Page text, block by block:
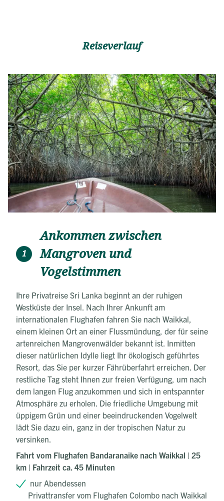
Reiseverlauf
1
Ankommen zwischen
Mangroven und
Vogelstimmen
Ihre Privatreise Sri Lanka beginnt an der ruhigen
Westküste der Insel. Nach Ihrer Ankunft am
internationalen Flughafen fahren Sie nach Waikkal,
einem kleinen Ort an einer Flussmündung, der für seine
artenreichen Mangrovenwälder bekannt ist. Inmitten
dieser natürlichen Idylle liegt Ihr ökologisch geführtes
Resort, das Sie per kurzer Fährüberfahrt erreichen. Der
restliche Tag steht Ihnen zur freien Verfügung, um nach
dem langen Flug anzukommen und sich in entspannter
Atmosphäre zu erholen. Die friedliche Umgebung mit
üppigem Grün und einer beeindruckenden Vogelwelt
lädt Sie dazu ein, ganz in der tropischen Natur zu
versinken.
Fahrt vom Flughafen Bandaranaike nach Waikkal | 25
km | Fahrzeit ca. 45 Minuten
nur Abendessen
Privattransfer vom Flughafen Colombo nach Waikkal